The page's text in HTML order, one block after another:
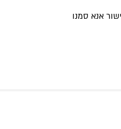
אנא סמנו